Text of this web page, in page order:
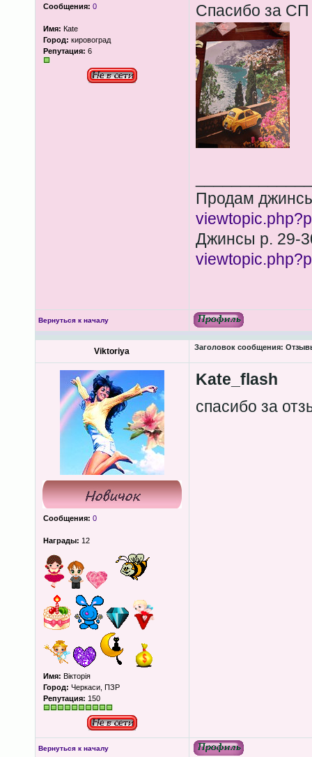
Сообщения: 0
Имя: Каte
Город: кировоград
Репутация: 6
Спасибо за СП
Продам
Джинсы р. 29-
Вернуться к началу
Viktoriya Заголовок сообщения:
Сообщения: 0
Награды: 12
Имя: Вікторія
Город: Черкаси, ПЗР
Репутация: 150
Kate_flash
спасибо за
Вернуться к началу